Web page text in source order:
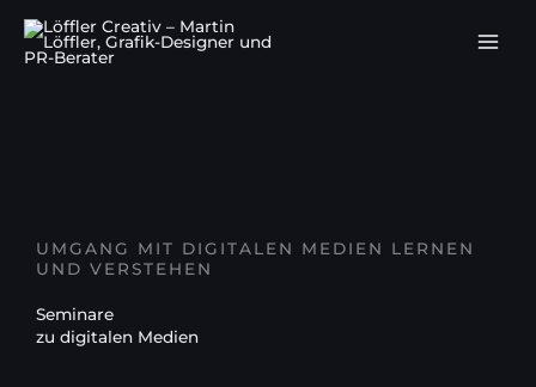
Inhalt
UMGANG MIT DIGITALEN MEDIEN LERNEN
UND VERSTEHEN
Seminare
zu digitalen Medien